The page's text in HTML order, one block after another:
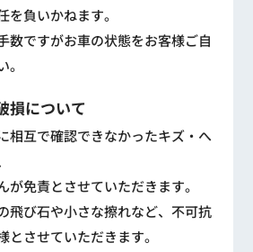
を負いかねます。
数ですがお車の状態をお客様ご自
損について
相互で確認できなかったキズ・へ
が免責とさせていただきます。
飛び石や小さな擦れなど、不可抗
とさせていただきます。